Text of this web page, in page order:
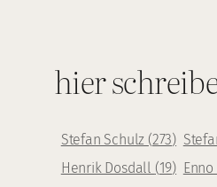
hier
Stefan Schulz (273)
Henrik Dosdall (19)